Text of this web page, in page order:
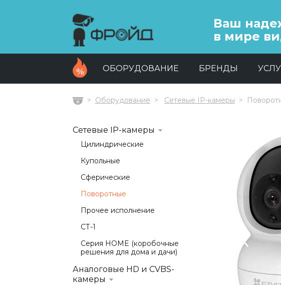
Ваш
в мире
ОБОРУДОВАНИЕ БРЕНДЫ
ГлавнаяОборудование Сетевые IP-камеры
Previous
Сетевые IP-камеры
Цилиндрические
Купольные
Сферические
Поворотные
Прочее исполнение
СТ-1
Серия HOME (коробочные
решения для дома и дачи)
Аналоговые HD и CVBS-
камеры